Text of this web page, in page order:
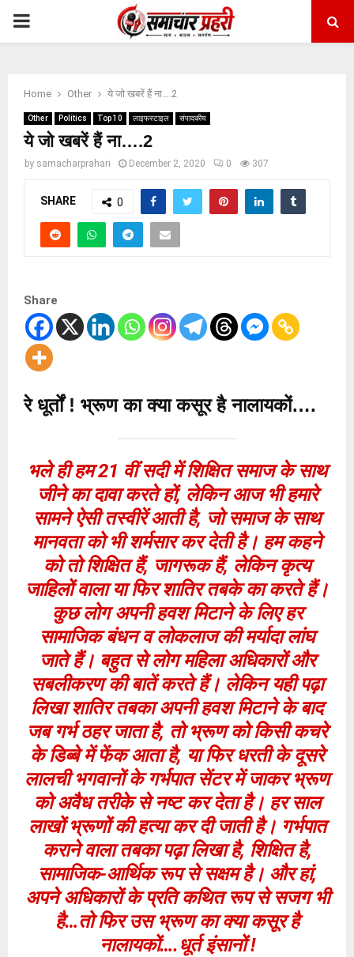
PRIMARY
Home Other ये जो खबरें हैं ना….2
Other Politics Top 10 लाइफस्टाइल संपादकीय
ये जो खबरें हैं ना….2
by samacharprahari December 2, 2020 0 307
SHARE 0
Share
रे धूर्तों ! भ्रूण का क्या कसूर है नालायकों….
भले ही हम 21 वीं सदी में शिक्षित समाज के साथ
जीने का दावा करते हों, लेकिन आज भी हमारे
सामने ऐसी तस्वीरें आती है, जो समाज के साथ
मानवता को भी शर्मसार कर देती है। हम कहने
को तो शिक्षित हैं, जागरूक हैं, लेकिन कृत्य
जाहिलों वाला या फिर शातिर तबके का करते हैं।
कुछ लोग अपनी हवश मिटाने के लिए हर
सामाजिक बंधन व लोकलाज की मर्यादा लांघ
जाते हैं। बहुत से लोग महिला अधिकारों और
सबलीकरण की बातें करते हैं। लेकिन यही पढ़ा
लिखा शातिर तबका अपनी हवश मिटाने के बाद
जब गर्भ ठहर जाता है, तो भ्रूण को किसी कचरे
के डिब्बे में फेंक आता है, या फिर धरती के दूसरे
लालची भगवानों के गर्भपात सेंटर में जाकर भ्रूण
को अवैध तरीके से नष्ट कर देता है। हर साल
लाखों भ्रूणों की हत्या कर दी जाती है। गर्भपात
कराने वाला तबका पढ़ा लिखा है, शिक्षित है,
सामाजिक-आर्थिक रूप से सक्षम है। और हां,
अपने अधिकारों के प्रति कथित रूप से सजग भी
है…तो फिर उस भ्रूण का क्या कसूर है
नालायकों….धूर्त इंसानों !